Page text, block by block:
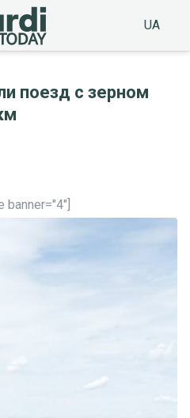
UA
поезд с зерном
banner="4"]